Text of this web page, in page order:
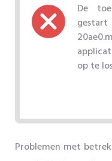
De
op te
Problemen met